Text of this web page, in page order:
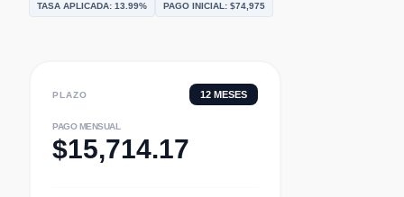
TASA APLICADA: 13.99% PAGO INICIAL: $74,975
PLAZO 12 MESES
PAGO MENSUAL
$15,714.17